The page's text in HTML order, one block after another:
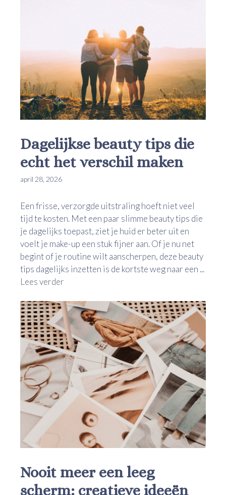
Dagelijkse beauty tips die
echt het verschil maken
april 28, 2026
Een frisse, verzorgde uitstraling hoeft niet veel
tijd te kosten. Met een paar slimme beauty tips die
je dagelijks toepast, ziet je huid er beter uit en
voelt je make-up een stuk fijner aan. Of je nu net
begint of je routine wilt aanscherpen, deze beauty
tips dagelijks inzetten is de kortste weg naar een ...
Lees verder
Nooit meer een leeg
scherm: creatieve ideeën